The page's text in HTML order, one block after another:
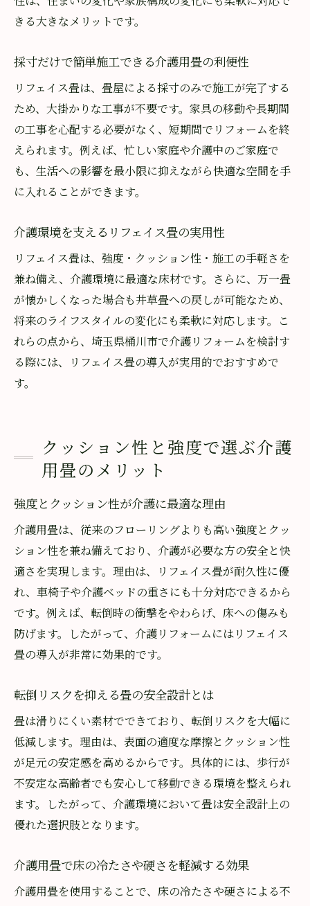
きる大きなメリットです。
採寸だけで簡単施工できる介護用畳の利便性
リフェイス畳は、畳屋による採寸のみで施工が完了する
ため、大掛かりな工事が不要です。家具の移動や長期間
の工事を心配する必要がなく、短期間でリフォームを終
えられます。例えば、忙しい家庭や介護中のご家庭で
も、生活への影響を最小限に抑えながら快適な空間を手
に入れることができます。
介護環境を支えるリフェイス畳の実用性
リフェイス畳は、強度・クッション性・施工の手軽さを
兼ね備え、介護環境に最適な床材です。さらに、万一畳
が懐かしくなった場合も井草畳への戻しが可能なため、
将来のライフスタイルの変化にも柔軟に対応します。こ
れらの点から、埼玉県桶川市で介護リフォームを検討す
る際には、リフェイス畳の導入が実用的でおすすめで
す。
クッション性と強度で選ぶ介護
用畳のメリット
強度とクッション性が介護に最適な理由
介護用畳は、従来のフローリングよりも高い強度とクッ
ション性を兼ね備えており、介護が必要な方の安全と快
適さを実現します。理由は、リフェイス畳が耐久性に優
れ、車椅子や介護ベッドの重さにも十分対応できるから
です。例えば、転倒時の衝撃をやわらげ、床への傷みも
防げます。したがって、介護リフォームにはリフェイス
畳の導入が非常に効果的です。
転倒リスクを抑える畳の安全設計とは
畳は滑りにくい素材でできており、転倒リスクを大幅に
低減します。理由は、表面の適度な摩擦とクッション性
が足元の安定感を高めるからです。具体的には、歩行が
不安定な高齢者でも安心して移動できる環境を整えられ
ます。したがって、介護環境において畳は安全設計上の
優れた選択肢となります。
介護用畳で床の冷たさや硬さを軽減する効果
介護用畳を使用することで、床の冷たさや硬さによる不